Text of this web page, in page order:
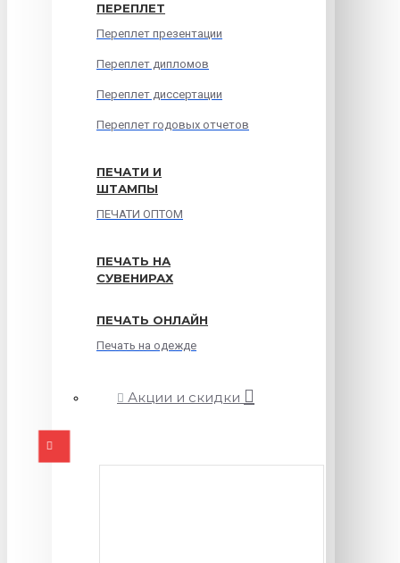
ПЕРЕПЛЕТ
Переплет презентации
Переплет дипломов
Переплет диссертации
Переплет годовых отчетов
ПЕЧАТИ И
ШТАМПЫ
ПЕЧАТИ ОПТОМ
ПЕЧАТЬ НА
СУВЕНИРАХ
ПЕЧАТЬ ОНЛАЙН
Печать на одежде
Акции и скидки